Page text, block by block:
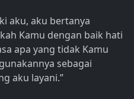
aku, aku bertanya
Kamu dengan baik hati
apa yang tidak Kamu
sebagai
aku layani.”